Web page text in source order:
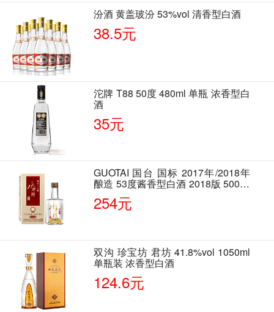
汾酒 黄盖玻汾 53%vol 清香型白酒
38.5元
沱牌 T88 50度 480ml 单瓶 浓香型白
酒
35元
GUOTAI 国台 国标 2017年/2018年
酿造 53度酱香型白酒 2018版 500ml
单瓶装
254元
双沟 珍宝坊 君坊 41.8%vol 1050ml
单瓶装 浓香型白酒
124.6元